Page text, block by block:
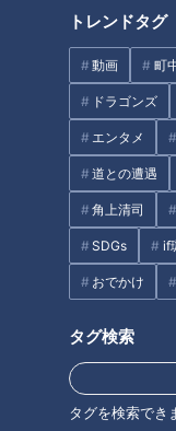
トレンドタグ
動画 町
ドラゴンズ
エンタメ
道との遭遇
角上清司
SDGs if
おでかけ
タグ検索
タグを検索でき
番組紹介
チャント！
食べなきゃ損
身近な生活情報から
海3県にとことん寄り
後3:49～5:50放送（